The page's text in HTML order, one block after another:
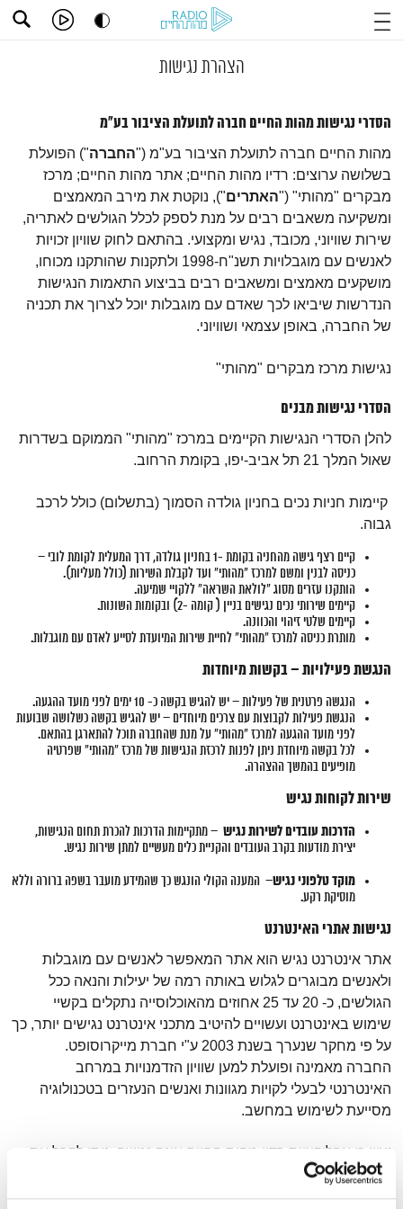
הצהרת נגישות
הסדרי נגישות מהות החיים חברה לתועלת הציבור בע"מ
מהות החיים חברה לתועלת הציבור בע"מ ("החברה") הפועלת
בשלושה ערוצים: רדיו מהות החיים; אתר מהות החיים; מרכז
מבקרים "מהותי" ("האתרים"), נוקטת את מירב המאמצים
ומשקיעה משאבים רבים על מנת לספק לכלל הגולשים לאתריה,
שירות שוויוני, מכובד, נגיש ומקצועי. בהתאם לחוק שוויון זכויות
לאנשים עם מוגבלויות תשנ"ח-1998 ולתקנות שהותקנו מכוחו,
מושקעים מאמצים ומשאבים רבים בביצוע התאמות הנגישות
הנדרשות שיביאו לכך שאדם עם מוגבלות יוכל לצרוך את תכניה
של החברה, באופן עצמאי ושוויוני.
נגישות מרכז מבקרים "מהותי"
הסדרי נגישות מבנים
להלן הסדרי הנגישות הקיימים במרכז "מהותי" הממוקם בשדרות
שאול המלך 21 תל אביב-יפו, בקומת הרחוב.
קיימות חניות נכים בחניון גולדה הסמוך (בתשלום) כולל לרכב
גבוה.
קיים רצף גישה מהחניה בקומת -1 בחניון גולדה, דרך המעלית לקומת לובי –
כניסה לבנין ומשם למרכז "מהותי" ועד לקבלת השירות (כולל מעליות).
הותקנו עזרים מסוג "לולאת השראה" ללקויי שמיעה.
קיימים שירותי נכים נגישים בניין ( קומה -2) ובקומות השונות.
קיימים שלטי זיהוי והכוונה.
מותרת כניסה למרכז "מהותי" לחיית שירות המיועדת לסייע לאדם עם מוגבלות.
הנגשת פעילויות – בקשות מיוחדות
הנגשה פרטנית של פעילות – יש להגיש בקשה כ- 10 ימים לפני מועד ההגעה.
הנגשת פעילות לקבוצות עם צרכים מיוחדים – יש להגיש בקשה כשלושה שבועות
לפני מועד ההגעה למרכז "מהותי" על מנת שהחברה תוכל להתארגן בהתאם.
לכל בקשה מיוחדת ניתן לפנות לרכזת הנגישות של מרכז "מהותי" שפרטיה
מופיעים בהמשך ההצהרה.
שירות לקוחות נגיש
הדרכות עובדים לשירות נגיש– מתקיימות הדרכות להכרת תחום הנגישות,
יצירת מודעות בקרב העובדים והקניית כלים מעשיים למתן שירות נגיש.
מוקד טלפוני נגיש– המענה הקולי הונגש כך שהמידע מועבר בשפה ברורה וללא
מוסיקת רקע.
נגישות אתרי האינטרנט
אתר אינטרנט נגיש הוא אתר המאפשר לאנשים עם מוגבלות
ולאנשים מבוגרים לגלוש באותה רמה של יעילות והנאה ככל
הגולשים, כ- 20 עד 25 אחוזים מהאוכלוסייה נתקלים בקשיי
שימוש באינטרנט ועשויים להיטיב מתכני אינטרנט נגישים יותר, כך
על פי מחקר שנערך בשנת 2003 ע"י חברת מייקרוסופט.
החברה מאמינה ופועלת למען שוויון הזדמנויות במרחב
האינטרנטי לבעלי לקויות מגוונות ואנשים הנעזרים בטכנולוגיה
מסייעת לשימוש במחשב.
יצוין כי אפליקציית רדיו מהות החיים אינה נגישה. ניתן לקבל את
אותם שירותים שהאפליקציה מציעה באתר רדיו מהות החיים
המונגש.